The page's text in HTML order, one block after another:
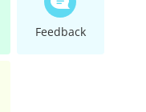
Feedback